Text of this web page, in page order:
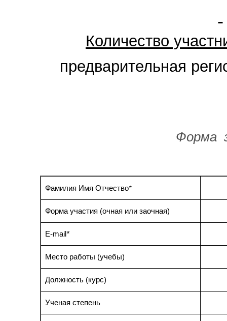
Количество
предварительная
Форма
Фамилия Имя Отчество*
Форма участия (очная или заочная)
E-mail *
Место работы (учебы)
Должность (курс)
Ученая степень